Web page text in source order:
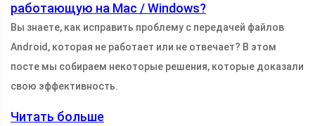
работающую на Mac / Windows?
Вы знаете, как исправить проблему с передачей файлов
Android, которая не работает или не отвечает? В этом
посте мы собираем некоторые решения, которые доказали
свою эффективность.
Читать больше